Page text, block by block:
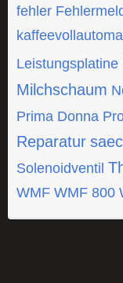
fehler
Leistungsplatine
Milchschaum
Prima Donna
Reparatur
Solenoidventil
WMF WMF 800